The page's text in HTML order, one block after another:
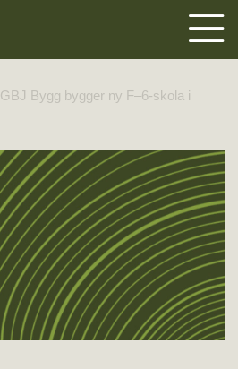
GBJ Bygg bygger ny F–6-skola i